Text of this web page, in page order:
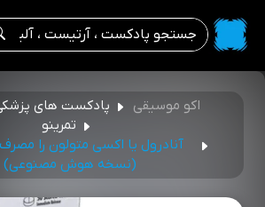
اکو موسیقی
پادکست های
تمرینو
آنادرول یا اکسی متولون را
(نسخه هوش مصنوعی)